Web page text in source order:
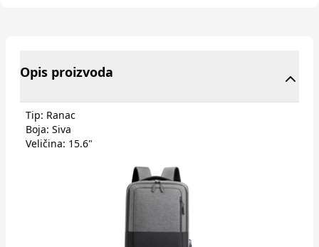
Opis proizvoda
Tip: Ranac
Boja: Siva
Veličina: 15.6"